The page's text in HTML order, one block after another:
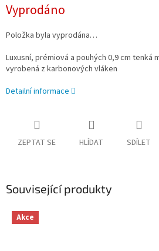
cena:
Vyprodáno
Položka byla vyprodána…
Luxusní, prémiová a pouhých 0,9 cm tenká
vyrobená z karbonových vláken
Detailní informace
ZEPTAT SE HLÍDAT SDÍLET
Související produkty
Akce